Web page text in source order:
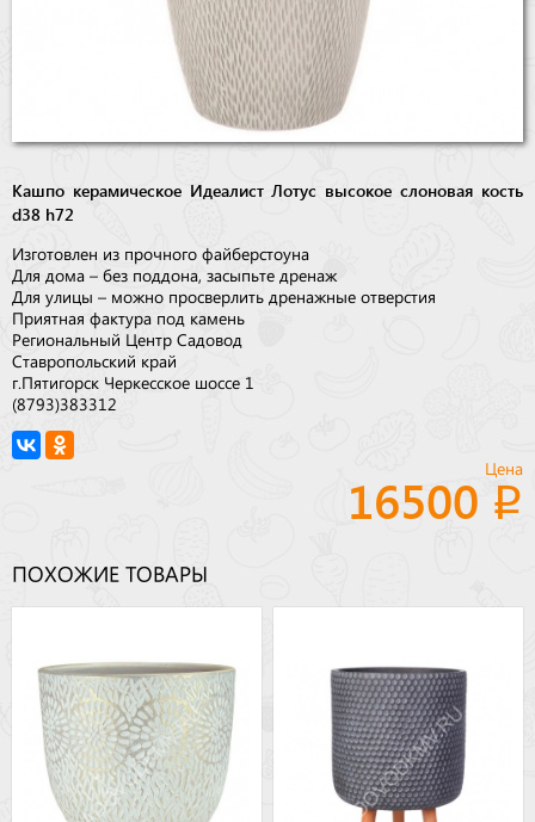
Кашпо керамическое Идеалист Лотус высокое слоновая кость
d38 h72
Изготовлен из прочного файберстоуна
Для дома – без поддона, засыпьте дренаж
Для улицы – можно просверлить дренажные отверстия
Приятная фактура под камень
Региональный Центр Садовод
Ставропольский край
г.Пятигорск Черкесское шоссе 1
(8793)383312
Цена
16500
ПОХОЖИЕ ТОВАРЫ